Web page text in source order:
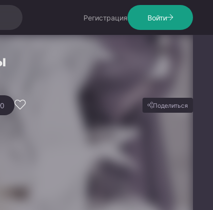
Регистрация Войти
0 Поделиться